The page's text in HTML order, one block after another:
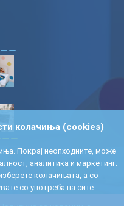
колачиња (cookies)
Покрај неопходните, може
аналитика и маркетинг.
колачињата, а со
со употреба на сите